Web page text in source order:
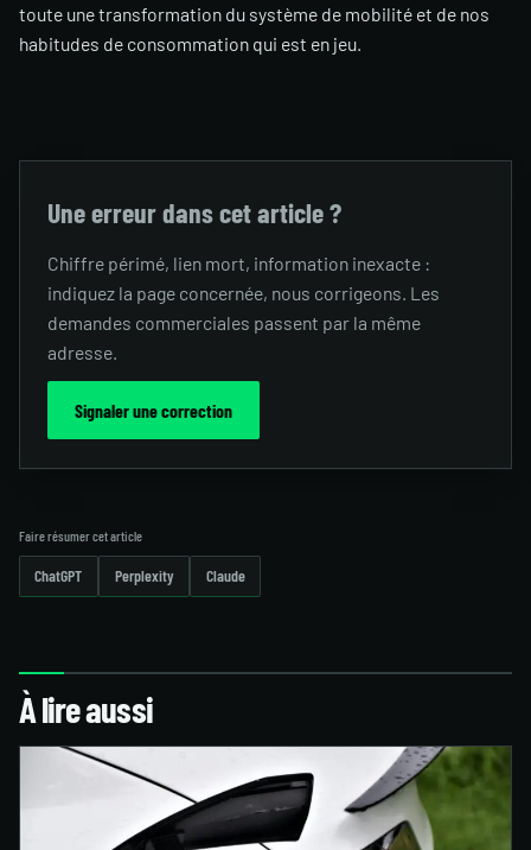
toute une transformation du système de mobilité et de nos
habitudes de consommation qui est en jeu.
Une erreur dans cet article ?
Chiffre périmé, lien mort, information inexacte :
indiquez la page concernée, nous corrigeons. Les
demandes commerciales passent par la même
adresse.
Signaler une correction
Faire résumer cet article
ChatGPT Perplexity Claude
À lire aussi